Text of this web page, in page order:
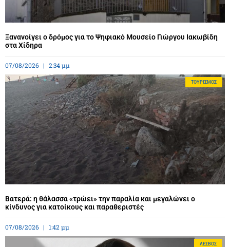
Ξανανοίγει ο δρόμος για το Ψηφιακό Μουσείο Γιώργου Ιακωβίδη
στα Χίδηρα
07/08/2026 2:34 μμ
ΤΟΥΡΙΣΜΌΣ
Βατερά: η θάλασσα «τρώει» την παραλία και μεγαλώνει ο
κίνδυνος για κατοίκους και παραθεριστές
07/08/2026 1:42 μμ
ΛΈΣΒΟΣ